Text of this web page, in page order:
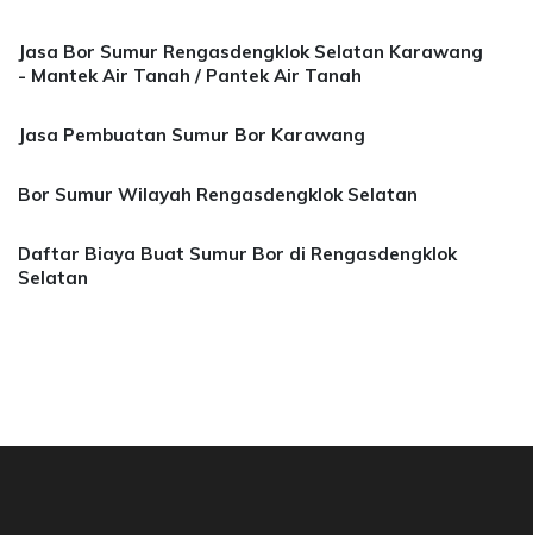
Jasa Bor Sumur Rengasdengklok Selatan Karawang
- Mantek Air Tanah / Pantek Air Tanah
Jasa Pembuatan Sumur Bor Karawang
Bor Sumur Wilayah Rengasdengklok Selatan
Daftar Biaya Buat Sumur Bor di Rengasdengklok
Selatan